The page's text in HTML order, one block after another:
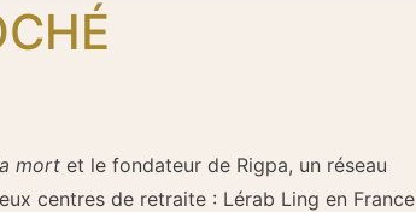
mortet le fondateur de Rigpa, un réseau
centres de retraite : Lérab Ling en France